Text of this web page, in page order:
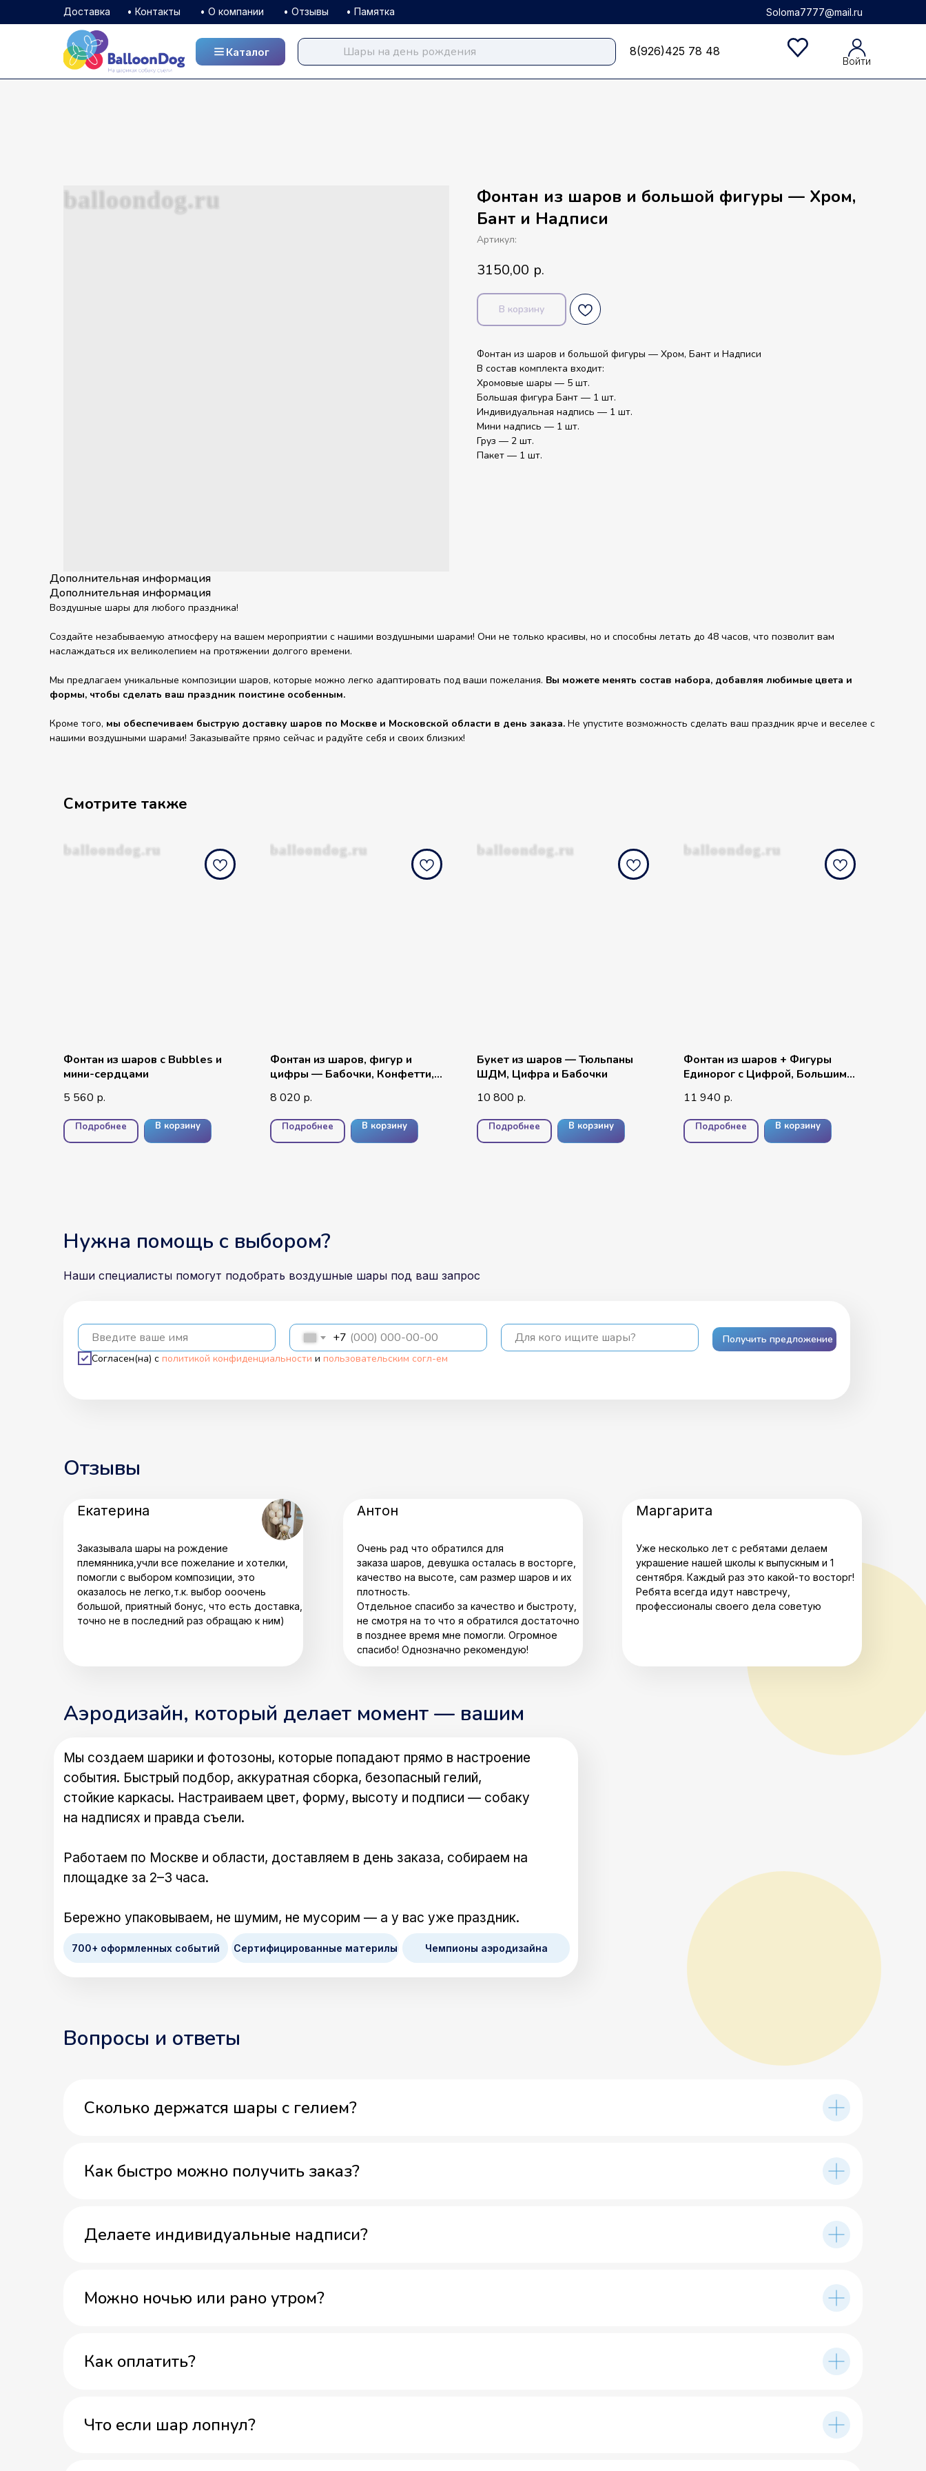
Soloma7777@mail.ru
• Памятка
• Отзывы
• О компании
• Контакты
Доставка
Каталог
Войти
8(926)425 78 48
Каталог 8(926)425 78 48
balloondog.ru balloondog.ruФонтан из шаров и большой фигуры — Хром,
Бант и Надписи
Артикул:
3150,00 р.
В корзину
Фонтан из шаров и большой фигуры — Хром, Бант и Надписи
В состав комплекта входит:
Хромовые шары — 5 шт.
Большая фигура Бант — 1 шт.
Индивидуальная надпись — 1 шт.
Мини надпись — 1 шт.
Груз — 2 шт.
Пакет — 1 шт.
Дополнительная информация
Дополнительная информация
Воздушные шары для любого праздника!
Создайте незабываемую атмосферу на вашем мероприятии с нашими воздушными шарами! Они не только красивы, но и способны летать до 48 часов, что позволит вам
наслаждаться их великолепием на протяжении долгого времени.
Мы предлагаем уникальные композиции шаров, которые можно легко адаптировать под ваши пожелания. Вы можете менять состав набора, добавляя любимые цвета и
формы, чтобы сделать ваш праздник поистине особенным.
Кроме того, мы обеспечиваем быструю доставку шаров по Москве и Московской области в день заказа. Не упустите возможность сделать ваш праздник ярче и веселее с
нашими воздушными шарами! Заказывайте прямо сейчас и радуйте себя и своих близких!
Смотрите также
balloondog.ru
Фонтан из шаров с Bubbles и
мини-сердцами
5 560 р.
Подробнее В корзину
balloondog.ru
Фонтан из шаров, фигур и
цифры — Бабочки, Конфетти,
8 020 р.
Подробнее В корзину
balloondog.ru
Букет из шаров — Тюльпаны
ШДМ, Цифра и Бабочки
10 800 р.
Подробнее В корзину
balloondog.ru
Фонтан из шаров + Фигуры
Единорог с Цифрой, Большим
11 940 р.
Подробнее В корзину
Наши специалисты помогут подобрать воздушные шары под ваш запрос
Введите ваше имя +7 Для кого ищите шары?
Согласен(на) с политикой конфиденциальности и пользовательским согл-ем
Получить предложение
Нужна помощь с выбором?
Отзывы
Заказывала шары на рождение
племянника,учли все пожелание и хотелки,
помогли с выбором композиции, это
оказалось не легко,т.к. выбор ооочень
большой, приятный бонус, что есть доставка,
точно не в последний раз обращаю к ним)
Екатерина
Уже несколько лет с ребятами делаем
украшение нашей школы к выпускным и 1
сентября. Каждый раз это какой-то восторг!
Ребята всегда идут навстречу,
профессионалы своего дела советую
Маргарита
Очень рад что обратился для
заказа шаров, девушка осталась в восторге,
качество на высоте, сам размер шаров и их
плотность.
Отдельное спасибо за качество и быстроту,
не смотря на то что я обратился достаточно
в позднее время мне помогли. Огромное
спасибо! Однозначно рекомендую!
Антон
Аэродизайн, который делает момент — вашим
Мы создаем шарики и фотозоны, которые попадают прямо в настроение
события. Быстрый подбор, аккуратная сборка, безопасный гелий,
стойкие каркасы. Настраиваем цвет, форму, высоту и подписи — собаку
на надписях и правда съели.
Работаем по Москве и области, доставляем в день заказа, собираем на
площадке за 2–3 часа.
Бережно упаковываем, не шумим, не мусорим — а у вас уже праздник.
Чемпионы аэродизайна
Сертифицированные материлы
700+ оформленных событий
Вопросы и ответы
Сколько держатся шары с гелием?
Как быстро можно получить заказ?
Делаете индивидуальные надписи?
Можно ночью или рано утром?
Как оплатить?
Что если шар лопнул?